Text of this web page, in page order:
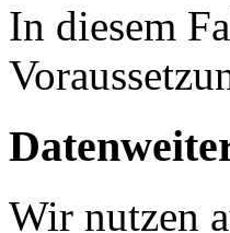
In diesem
Wir nutzen